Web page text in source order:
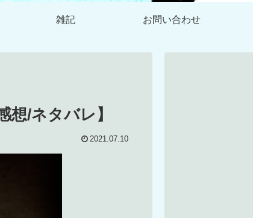
雑記 お問い合わせ
/ネタバレ】
2021.07.10